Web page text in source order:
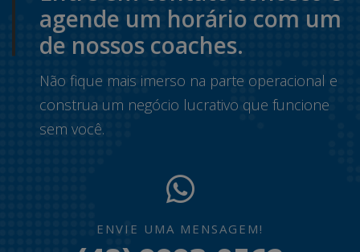
agende um horário com um
de nossos coaches.
Não fique mais imerso na parte operacional e
construa um negócio lucrativo que funcione
sem você.
ENVIE UMA MENSAGEM!